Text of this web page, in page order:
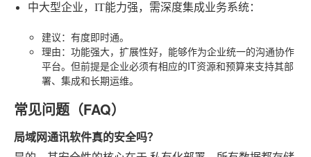
中大型企业，IT能力强，需深度集成业务系统：
建议：有度即时通。
理由：功能强大，扩展性好，能够作为企业统一的沟通协作
平台。但前提是企业必须有相应的IT资源和预算来支持其部
署、集成和长期运维。
常见问题（FAQ）
局域网通讯软件真的安全吗？